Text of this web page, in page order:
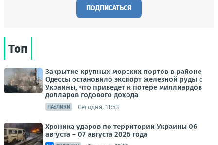
ПОДПИСАТЬСЯ
Топ
Закрытие крупных морских портов в районе
Одессы остановило экспорт железной руды с
Украины, что приведет к потере миллиардов
долларов годового дохода
ПАБЛИКИ Сегодня, 11:53
Хроника ударов по территории Украины 06
августа – 07 августа 2026 года